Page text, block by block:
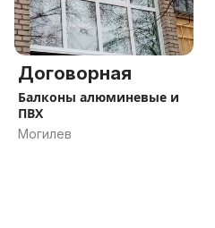
Договорная
Балконы алюминевые и
ПВХ
Могилев